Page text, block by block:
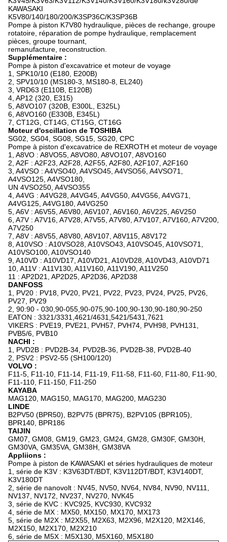
KAWASAKI
K5V80/140/180/200/K3SP36C/K3SP36B
Pompe à piston K7V80 hydraulique, pièces de rechange, groupe
rotatoire, réparation de pompe hydraulique, remplacement
pièces, groupe tournant,
remanufacture, reconstruction.
Supplémentaire :
Pompe à piston d'excavatrice et moteur de voyage
1, SPK10/10 (E180, E200B)
2, SPV10/10 (MS180-3, MS180-8, EL240)
3, VRD63 (E110B, E120B)
4, AP12 (320, E315)
5, A8VO107 (320B, E300L, E325L)
6, A8VO160 (E330B, E345L)
7, CT12G, CT14G, CT15G, CT16G
Moteur d'oscillation de TOSHIBA
SG02, SG04, SG08, SG15, SG20, CPC
Pompe à piston d'excavatrice de REXROTH et moteur de voyage
1, A8VO : A8VO55, A8VO80, A8VO107, A8VO160
2, A2F : A2F23, A2F28, A2F55, A2F80, A2F107, A2F160
3, A4VSO : A4VSO40, A4VSO45, A4VSO56, A4VSO71,
A4VSO125, A4VSO180,
UN 4VSO250, A4VSO355
4, A4VG : A4VG28, A4VG45, A4VG50, A4VG56, A4VG71,
A4VG125, A4VG180, A4VG250
5, A6V : A6V55, A6V80, A6V107, A6V160, A6V225, A6V250
6, A7V : A7V16, A7V28, A7V55, A7V80, A7V107, A7V160, A7V200,
A7V250
7, A8V : A8V55, A8V80, A8V107, A8V115, A8V172
8, A10VSO : A10VSO28, A10VSO43, A10VSO45, A10VSO71,
A10VSO100, A10VSO140
9, A10VD : A10VD17, A10VD21, A10VD28, A10VD43, A10VD71
10, A11V : A11V130, A11V160, A11V190, A11V250
11 : AP2D21, AP2D25, AP2D36, AP2D38
DANFOSS
1, PV20 : PV18, PV20, PV21, PV22, PV23, PV24, PV25, PV26,
PV27, PV29
2, 90:90 - 030,90-055,90-075,90-100,90-130,90-180,90-250
EATON : 3321/3331,4621/4631,5421/5431,7621
VIKERS : PVE19, PVE21, PVH57, PVH74, PVH98, PVH131,
PVB5/6, PVB10
NACHI :
1, PVD2B : PVD2B-34, PVD2B-36, PVD2B-38, PVD2B-40
2, PSV2 : PSV2-55 (SH100/120)
VOLVO :
F11-5, F11-10, F11-14, F11-19, F11-58, F11-60, F11-80, F11-90,
F11-110, F11-150, F11-250
KAYABA
MAG120, MAG150, MAG170, MAG200, MAG230
LINDE
B2PV50 (BPR50), B2PV75 (BPR75), B2PV105 (BPR105),
BPR140, BPR186
TAIJIN
GM07, GM08, GM19, GM23, GM24, GM28, GM30F, GM30H,
GM30VA, GM35VA, GM38H, GM38VA
Appliions :
Pompe à piston de KAWASAKI et séries hydrauliques de moteur
1, série de K3V : K3V63DT/BDT, K3V112DT/BDT, K3V140DT,
K3V180DT
2, série de nanovolt : NV45, NV50, NV64, NV84, NV90, NV111,
NV137, NV172, NV237, NV270, NVK45
3, série de KVC : KVC925, KVC930, KVC932
4, série de MX : MX50, MX150, MX170, MX173
5, série de M2X : M2X55, M2X63, M2X96, M2X120, M2X146,
M2X150, M2X170, M2X210
6, série de M5X : M5X130, M5X160, M5X180